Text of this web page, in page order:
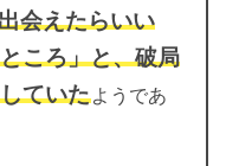
会えたらいい
ころ」と、破局
ていたようであ